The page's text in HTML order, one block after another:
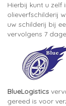
Hierbij kunt u zelf
olieverfschilderij
uw schilderij bij
vervolgens 7
BlueLogistics
gereed is voor